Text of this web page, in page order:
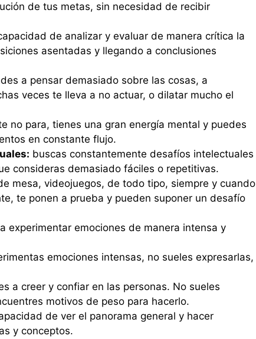
de tus metas, sin necesidad de recibir
de analizar y evaluar de manera crítica la
asentadas y llegando a conclusiones
a pensar demasiado sobre las cosas, a
veces te lleva a no actuar, o dilatar mucho el
no para, tienes una gran energía mental y puedes
en constante flujo.
buscas constantemente desafíos intelectuales
consideras demasiado fáciles o repetitivas.
mesa, videojuegos, de todo tipo, siempre y cuando
te ponen a prueba y pueden suponer un desafío
experimentar emociones de manera intensa y
emociones intensas, no sueles expresarlas,
a creer y confiar en las personas. No sueles
motivos de peso para hacerlo.
de ver el panorama general y hacer
y conceptos.